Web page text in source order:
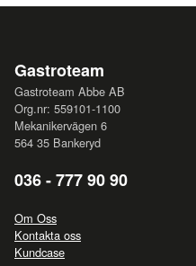
Gastroteam
Gastroteam Abbe AB
Org.nr: 559101-1100
Mekanikervägen 6
564 35 Bankeryd
036 - 777 90 90
Om Oss
Kontakta oss
Kundcase